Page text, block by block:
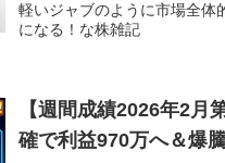
軽いジャブのように市場全体
になる！な株雑記
【週間成績2026年2月
確で利益970万へ＆爆